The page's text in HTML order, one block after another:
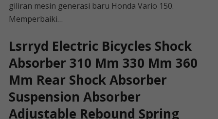
giliran mesin generasi baru Honda Vario 150.
Memperbaiki…
Lsrryd Electric Bicycles Shock
Absorber 310 Mm 330 Mm 360
Mm Rear Shock Absorber
Suspension Absorber
Adjustable Rebound Spring